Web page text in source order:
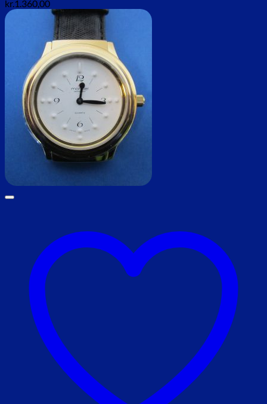
kr.1.360,00